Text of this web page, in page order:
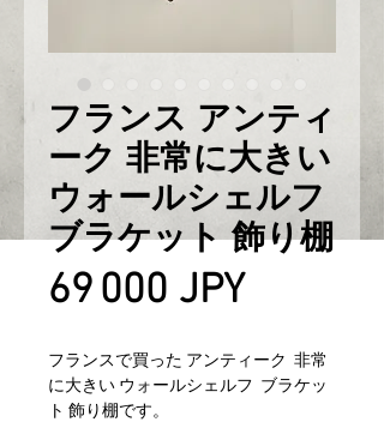
フランス アンティ
ーク 非常に大きい
ウォールシェルフ
ブラケット 飾り棚
69 000 JPYPrix
フランスで買った アンティーク 非常
に大きい ウォールシェルフ ブラケッ
ト 飾り棚です。